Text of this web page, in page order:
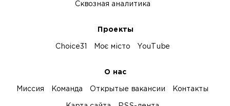
Сквозная аналитика
Проекты
Choice31 Моє місто YouTube
О нас
Миссия Команда Открытые вакансии Контакты